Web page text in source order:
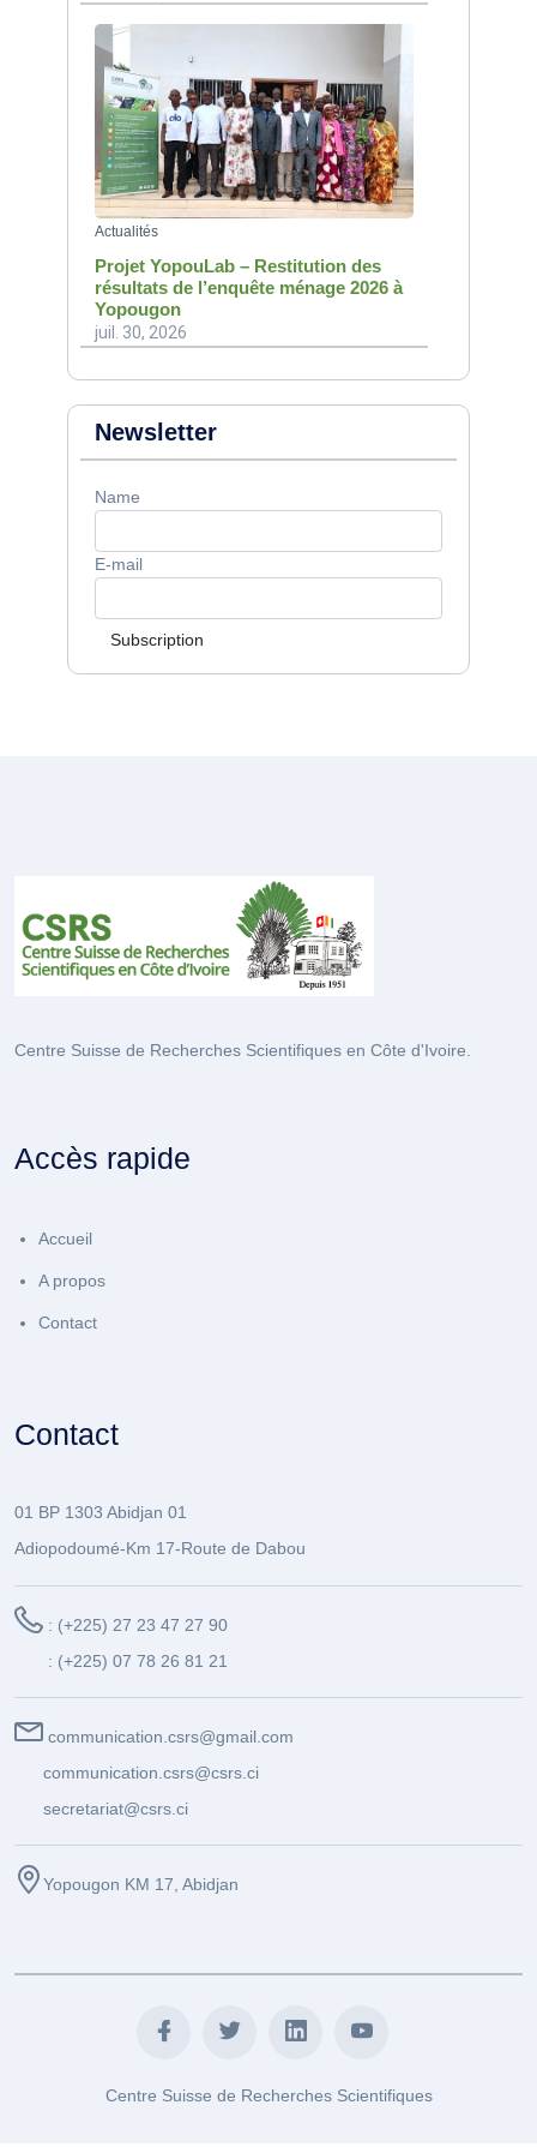
Actualités
Projet YopouLab – Restitution des
résultats de l’enquête ménage 2026 à
Yopougon
juil. 30, 2026
Newsletter
Name
E-mail
Subscription
Centre Suisse de Recherches Scientifiques en Côte d'Ivoire.
Accès rapide
Accueil
A propos
Contact
Contact
01 BP 1303 Abidjan 01
Adiopodoumé-Km 17-Route de Dabou
: (+225) 27 23 47 27 90
: (+225) 07 78 26 81 21
communication.csrs@gmail.com
communication.csrs@csrs.ci
secretariat@csrs.ci
Yopougon KM 17, Abidjan
Centre Suisse de Recherches Scientifiques